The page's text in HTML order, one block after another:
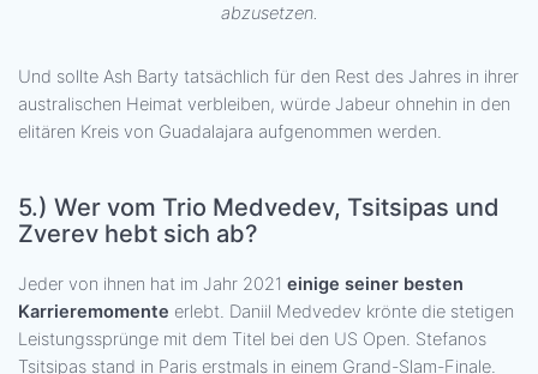
abzusetzen.
Und sollte Ash Barty tatsächlich für den Rest des Jahres in ihrer
australischen Heimat verbleiben, würde Jabeur ohnehin in den
elitären Kreis von Guadalajara aufgenommen werden.
5.) Wer vom Trio Medvedev, Tsitsipas und
Zverev hebt sich ab?
Jeder von ihnen hat im Jahr 2021 einige seiner besten
Karrieremomente erlebt. Daniil Medvedev krönte die stetigen
Leistungssprünge mit dem Titel bei den US Open. Stefanos
Tsitsipas stand in Paris erstmals in einem Grand-Slam-Finale.